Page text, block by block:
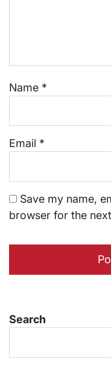
Name *
Email *
Save my name,
browser for the
Search